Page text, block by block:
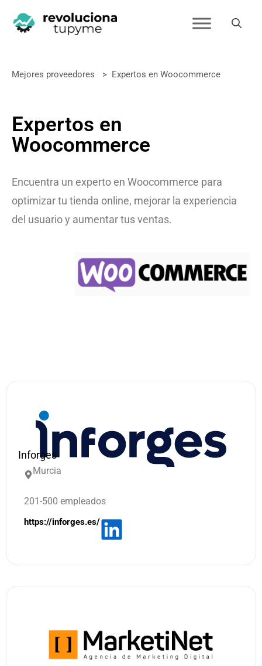
Mejores proveedores > Expertos en Woocommerce
Expertos en
Woocommerce
Encuentra un experto en Woocommerce para
optimizar tu tienda online, mejorar la experiencia
del usuario y aumentar tus ventas.
Inforges
Murcia
201-500 empleados
https://inforges.es/